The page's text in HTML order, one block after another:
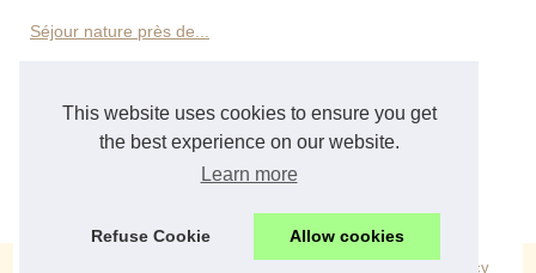
This website uses cookies to ensure you get
the best experience on our website.
Learn more
Refuse Cookie Allow cookies
Séjour nature près de...
Hôtels
Cookies Policy